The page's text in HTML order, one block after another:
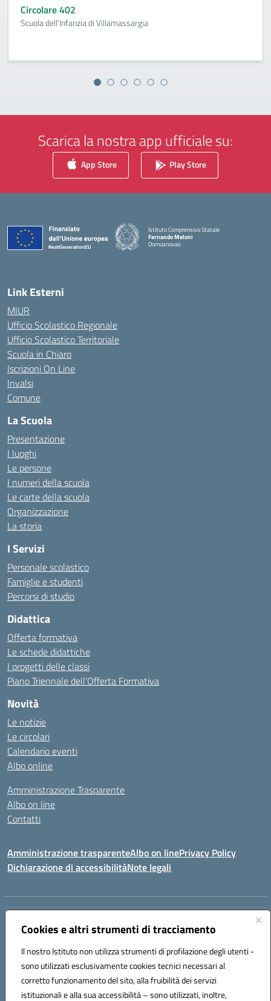
Cookies e altri strumenti di tracciamento
Il nostro Istituto non utilizza strumenti di profilazione degli utenti -
sono utilizzati esclusivamente cookies tecnici necessari al
corretto funzionamento del sito, alla fruibilità dei servizi
istituzionali e alla sua accessibilità – sono utilizzati, inoltre,
Circolare 402
Scuola dell’Infanzia di Villamassargia
Scarica la nostra app ufficiale su:
App Store Play Store
Istituto Comprensivo Statale
Fernando Meloni
Domusnovas
Link Esterni
MIUR
Ufficio Scolastico Regionale
Ufficio Scolastico Territoriale
Scuola in Chiaro
Iscrizioni On Line
Invalsi
Comune
La Scuola
Presentazione
I luoghi
Le persone
I numeri della scuola
Le carte della scuola
Organizzazione
La storia
I Servizi
Personale scolastico
Famiglie e studenti
Percorsi di studio
Didattica
Offerta formativa
Le schede didattiche
I progetti delle classi
Piano Triennale dell’Offerta Formativa
Novità
Le notizie
Le circolari
Calendario eventi
Albo online
Amministrazione Trasparente
Albo on line
Contatti
Amministrazione trasparenteAlbo on linePrivacy Policy
Dichiarazione di accessibilitàNote legali
Indirizzo:
Centralino:078170786 Email:caic875002@istruzione.it
Codice fiscale: 90027700922
Codice meccanografico:
CAIC875002
Codice unico di fatturazione (CUF): UFVRG0